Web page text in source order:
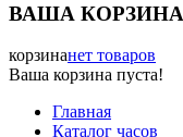
ВАША
корзинанет товаров
Ваша корзина пуста!
Главная
Каталог часов